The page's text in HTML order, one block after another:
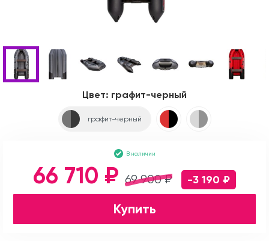
Цвет: графит-черный
графит-черный
В наличии
69 900 ₽
66 710 ₽ -3 190 ₽
Купить